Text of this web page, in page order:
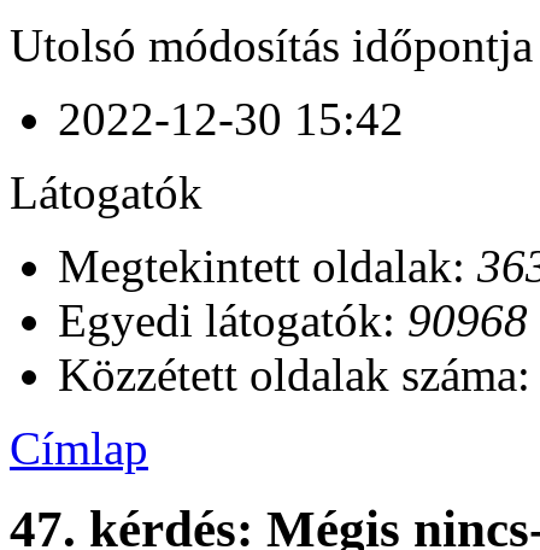
Utolsó módosítás időpontja
2022-12-30 15:42
Látogatók
Megtekintett oldalak:
Egyedi látogatók: 90968
Közzétett oldalak
Címlap
47. kérdés: Mégis